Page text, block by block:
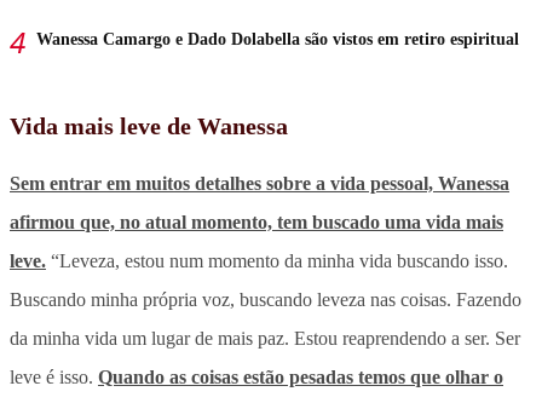
Wanessa Camargo e Dado Dolabella são vistos em retiro espiritual
Vida mais leve de Wanessa
Sem entrar em muitos detalhes sobre a vida pessoal, Wanessa
afirmou que, no atual momento, tem buscado uma vida mais
leve. “Leveza, estou num momento da minha vida buscando isso.
Buscando minha própria voz, buscando leveza nas coisas. Fazendo
da minha vida um lugar de mais paz. Estou reaprendendo a ser. Ser
leve é isso. Quando as coisas estão pesadas temos que olhar o